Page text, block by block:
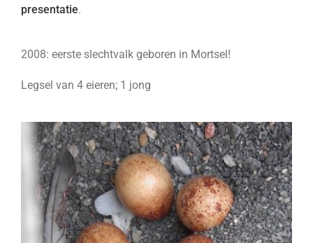
presentatie.
2008: eerste slechtvalk geboren in Mortsel!
Legsel van 4 eieren; 1 jong